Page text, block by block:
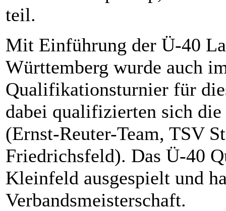
teil.
Mit Einführung der Ü-40
Württemberg wurde auch
Qualifikationsturnier für
dabei qualifizierten sich
(Ernst-Reuter-Team, TSV
Friedrichsfeld). Das Ü-40
Kleinfeld ausgespielt und
Verbandsmeisterschaft.